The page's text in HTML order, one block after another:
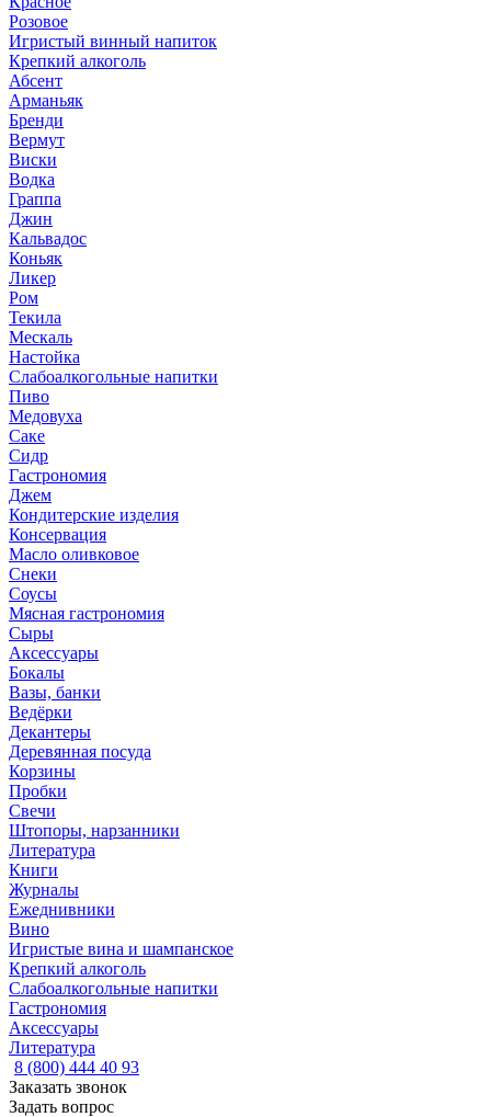
Розовое
Игристый винный напиток
Крепкий алкоголь
Абсент
Арманьяк
Бренди
Вермут
Виски
Водка
Граппа
Джин
Кальвадос
Коньяк
Ликер
Ром
Текила
Мескаль
Настойка
Слабоалкогольные напитки
Пиво
Медовуха
Саке
Сидр
Гастрономия
Джем
Кондитерские изделия
Консервация
Масло оливковое
Снеки
Соусы
Мясная гастрономия
Сыры
Аксессуары
Бокалы
Вазы, банки
Ведёрки
Декантеры
Деревянная посуда
Корзины
Пробки
Свечи
Штопоры, нарзанники
Литература
Книги
Журналы
Ежеднивники
Вино
Игристые вина и шампанское
Крепкий алкоголь
Слабоалкогольные напитки
Гастрономия
Аксессуары
Литература
8 (800) 444 40 93
Заказать звонок
Задать вопрос